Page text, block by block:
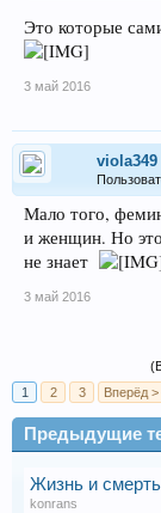
Это которые
3 май 2016
viola349
Мало того,
и женщин. Но
не знает
3 май 2016
1
2 3 Вперёд >
Предыдущие
Жизнь и
konrans